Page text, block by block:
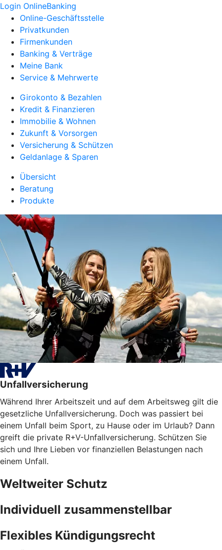
Login OnlineBanking
Online-Geschäftsstelle
Privatkunden
Firmenkunden
Banking & Verträge
Meine Bank
Service & Mehrwerte
Girokonto & Bezahlen
Kredit & Finanzieren
Immobilie & Wohnen
Zukunft & Vorsorgen
Versicherung & Schützen
Geldanlage & Sparen
Übersicht
Beratung
Produkte
Unfallversicherung
Während Ihrer Arbeitszeit und auf dem Arbeitsweg gilt die
gesetzliche Unfallversicherung. Doch was passiert bei
einem Unfall beim Sport, zu Hause oder im Urlaub? Dann
greift die private R+V-Unfallversicherung. Schützen Sie
sich und Ihre Lieben vor finanziellen Belastungen nach
einem Unfall.
Weltweiter Schutz
Individuell zusammenstellbar
Flexibles Kündigungsrecht